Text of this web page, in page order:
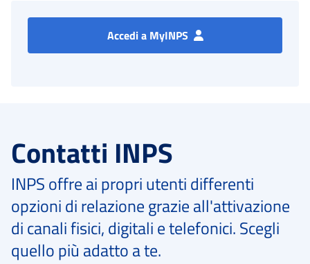
Accedi a MyINPS
Contatti INPS
INPS offre ai propri utenti differenti
opzioni di relazione grazie all'attivazione
di canali fisici, digitali e telefonici. Scegli
quello più adatto a te.